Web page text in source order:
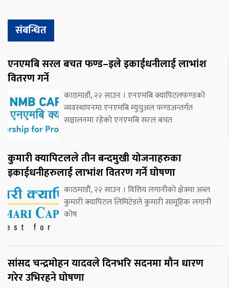
संबन्धित
एनएमबि सरल बचत फण्ड–इले इकाईधनीलाई लाभांश
वितरण गर्ने
काठमाडौं, २२ साउन । एनएमबि क्यापिटलफण्डको
व्यवस्थापनमा एनएमबि म्युचुअल फण्डअन्तर्गत
सञ्चालनमा रहेको एनएमबि सरल बचत
कुमारी क्यापिटलले तीन बन्दमुखी योजनाहरुका
इकाईधनीहरुलाई लाभांश वितरण गर्ने घोषणा
काठमाडौं, २२ साउन । वित्तिय लगानीको क्षेत्रमा अब्ल
कुमारी क्यापिटल लिमिटेडले कुमारी सामूहिक लगानी
कोष
सांसद चन्द्रमोहन यादवले दिनभरि सदनमा मौन धारण
गरेर उभिरहने घोषणा